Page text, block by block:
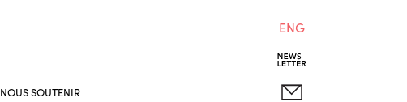
NOUS SOUTENIR
ENG